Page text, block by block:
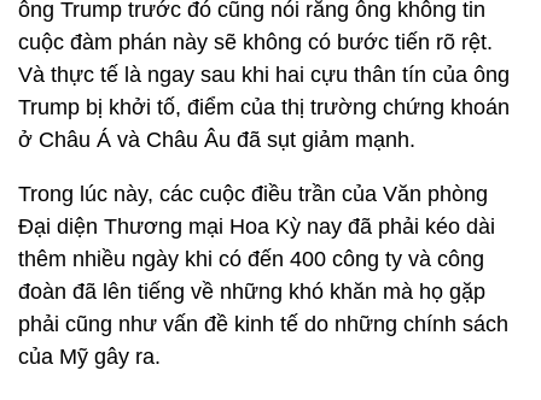
ông Trump trước đó cũng nói rằng ông không tin
cuộc đàm phán này sẽ không có bước tiến rõ rệt.
Và thực tế là ngay sau khi hai cựu thân tín của ông
Trump bị khởi tố, điểm của thị trường chứng khoán
ở Châu Á và Châu Âu đã sụt giảm mạnh.
Trong lúc này, các cuộc điều trần của Văn phòng
Đại diện Thương mại Hoa Kỳ nay đã phải kéo dài
thêm nhiều ngày khi có đến 400 công ty và công
đoàn đã lên tiếng về những khó khăn mà họ gặp
phải cũng như vấn đề kinh tế do những chính sách
của Mỹ gây ra.